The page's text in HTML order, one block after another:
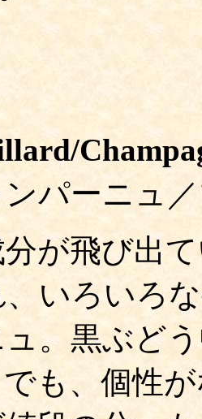
パーニュ
が飛び出
いろいろ
。黒ぶど
も、個性